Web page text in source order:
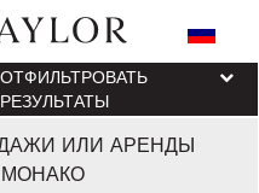
ИЛИ АРЕНДЫ
МОНАКО
ОТФИЛЬТРОВАТЬ
РЕЗУЛЬТАТЫ